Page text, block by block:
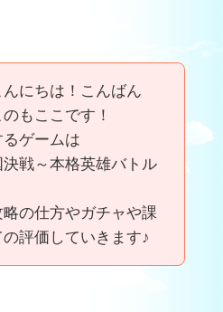
にちは！こんばん
もここです！
ゲームは
決戦～本格英雄バトル
の仕方やガチャや課
評価していきます♪